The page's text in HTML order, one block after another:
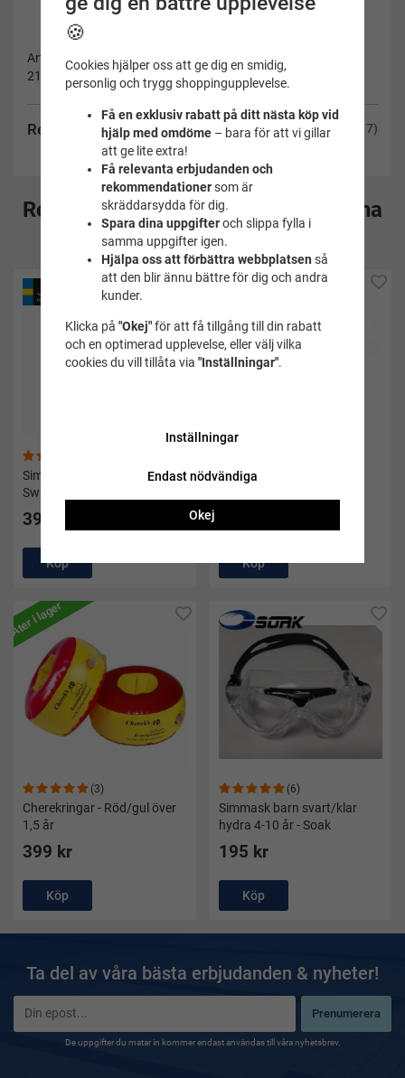
Recensioner (17)
Artikelnummer:
2143Y
Rekommenderade tillbehör till denna
produkt
Simväst barn Bamse 2-3 år -
Swimpy
399 kr
Köp
Armpuffar 2-6 år - Speedo
Köp
(3)
Cherekringar - Röd/gul över
1,5 år
Åter i lager
399 kr
Köp
(6)
Simmask barn svart/klar
hydra 4-10 år - Soak
195 kr
Köp
Ta del av våra bästa erbjudanden & nyheter!
Prenumerera
De uppgifter du matar in kommer endast användas till våra nyhetsbrev.
🍪
Cookies hjälper oss att ge dig en smidig,
personlig och trygg shoppingupplevelse.
Få en exklusiv rabatt på ditt nästa köp vid
hjälp med omdöme– bara för att vi gillar
att ge lite extra!
Få relevanta erbjudanden och
rekommendationersom är
skräddarsydda för dig.
Spara dina uppgifteroch slippa fylla i
samma uppgifter igen.
Hjälpa oss att förbättra webbplatsen så
att den blir ännu bättre för dig och andra
kunder.
Klicka på "Okej"för att få tillgång till din rabatt
och en optimerad upplevelse, eller välj vilka
cookies du vill tillåta via "Inställningar".
Inställningar
Endast nödvändiga
Okej